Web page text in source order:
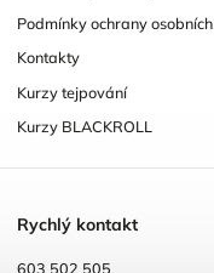
Podmínky ochrany
Kontakty
Kurzy tejpování
Kurzy BLACKROLL
Rychlý kontakt
603 502 505